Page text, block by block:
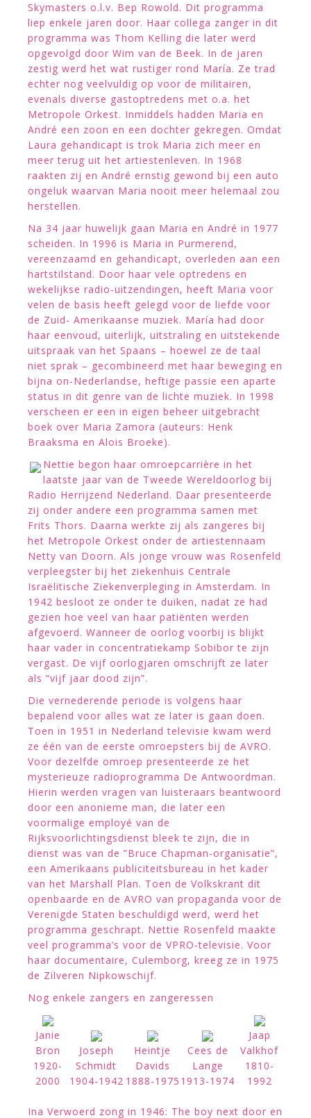
Skymasters o.l.v. Bep Rowold. Dit programma
liep enkele jaren door. Haar collega zanger in dit
programma was Thom Kelling die later werd
opgevolgd door Wim van de Beek. In de jaren
zestig werd het wat rustiger rond María. Ze trad
echter nog veelvuldig op voor de militairen,
evenals diverse gastoptredens met o.a. het
Metropole Orkest. Inmiddels hadden Maria en
André een zoon en een dochter gekregen. Omdat
Laura gehandicapt is trok Maria zich meer en
meer terug uit het artiestenleven. In 1968
raakten zij en André ernstig gewond bij een auto
ongeluk waarvan Maria nooit meer helemaal zou
herstellen.
Na 34 jaar huwelijk gaan Maria en André in 1977
scheiden. In 1996 is Maria in Purmerend,
vereenzaamd en gehandicapt, overleden aan een
hartstilstand. Door haar vele optredens en
wekelijkse radio-uitzendingen, heeft Maria voor
velen de basis heeft gelegd voor de liefde voor
de Zuid- Amerikaanse muziek. María had door
haar eenvoud, uiterlijk, uitstraling en uitstekende
uitspraak van het Spaans – hoewel ze de taal
niet sprak – gecombineerd met haar beweging en
bijna on-Nederlandse, heftige passie een aparte
status in dit genre van de lichte muziek. In 1998
verscheen er een in eigen beheer uitgebracht
boek over Maria Zamora (auteurs: Henk
Braaksma en Alois Broeke).
Nettie begon haar omroepcarrière in het
laatste jaar van de Tweede Wereldoorlog bij
Radio Herrijzend Nederland. Daar presenteerde
zij onder andere een programma samen met
Frits Thors. Daarna werkte zij als zangeres bij
het Metropole Orkest onder de artiestennaam
Netty van Doorn. Als jonge vrouw was Rosenfeld
verpleegster bij het ziekenhuis Centrale
Israëlitische Ziekenverpleging in Amsterdam. In
1942 besloot ze onder te duiken, nadat ze had
gezien hoe veel van haar patiënten werden
afgevoerd. Wanneer de oorlog voorbij is blijkt
haar vader in concentratiekamp Sobibor te zijn
vergast. De vijf oorlogjaren omschrijft ze later
als “vijf jaar dood zijn”.
Die vernederende periode is volgens haar
bepalend voor alles wat ze later is gaan doen.
Toen in 1951 in Nederland televisie kwam werd
ze één van de eerste omroepsters bij de AVRO.
Voor dezelfde omroep presenteerde ze het
mysterieuze radioprogramma De Antwoordman.
Hierin werden vragen van luisteraars beantwoord
door een anonieme man, die later een
voormalige employé van de
Rijksvoorlichtingsdienst bleek te zijn, die in
dienst was van de ”Bruce Chapman-organisatie”,
een Amerikaans publiciteitsbureau in het kader
van het Marshall Plan. Toen de Volkskrant dit
openbaarde en de AVRO van propaganda voor de
Verenigde Staten beschuldigd werd, werd het
programma geschrapt. Nettie Rosenfeld maakte
veel programma’s voor de VPRO-televisie. Voor
haar documentaire, Culemborg, kreeg ze in 1975
de Zilveren Nipkowschijf.
Nog enkele zangers en zangeressen
Janie
Bron
1920-
2000
Joseph
Schmidt
1904-1942
Heintje
Davids
1888-1975
Cees de
Lange
1913-1974
Jaap
Valkhof
1810-
1992
Ina Verwoerd zong in 1946: The boy next door en